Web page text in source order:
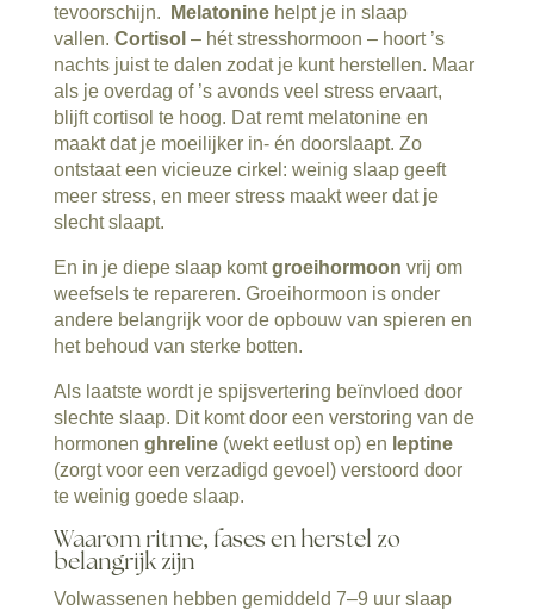
tevoorschijn.
Melatonine helpt je in slaap
vallen. Cortisol – hét stresshormoon – hoort ’s
nachts juist te dalen zodat je kunt herstellen. Maar
als je overdag of ’s avonds veel stress ervaart,
blijft cortisol te hoog. Dat remt melatonine en
maakt dat je moeilijker in- én doorslaapt. Zo
ontstaat een vicieuze cirkel: weinig slaap geeft
meer stress, en meer stress maakt weer dat je
slecht slaapt.
En in je diepe slaap komt groeihormoon vrij om
weefsels te repareren. Groeihormoon is onder
andere belangrijk voor de opbouw van spieren en
het behoud van sterke botten.
Als laatste wordt je spijsvertering beïnvloed door
slechte slaap. Dit komt door een verstoring van de
hormonen ghreline (wekt eetlust op) en leptine
(zorgt voor een verzadigd gevoel) verstoord door
te weinig goede slaap.
Waarom ritme, fases en herstel zo
belangrijk zijn
Volwassenen hebben gemiddeld 7–9 uur slaap